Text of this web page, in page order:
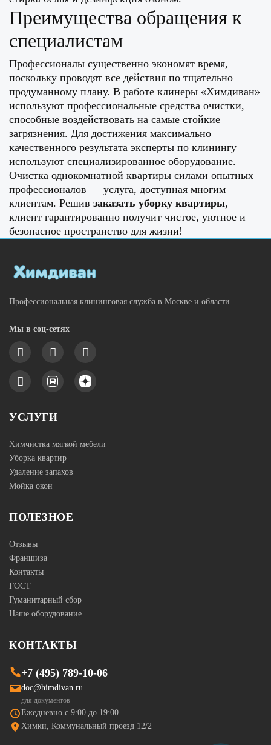
Преимущества обращения к
специалистам
Профессионалы существенно экономят время,
поскольку проводят все действия по тщательно
продуманному плану. В работе клинеры «Химдиван»
используют профессиональные средства очистки,
способные воздействовать на самые стойкие
загрязнения. Для достижения максимально
качественного результата эксперты по клинингу
используют специализированное оборудование.
Очистка однокомнатной квартиры силами опытных
профессионалов — услуга, доступная многим
клиентам. Решив заказать уборку квартиры,
клиент гарантированно получит чистое, уютное и
безопасное пространство для жизни!
Профессиональная клининговая служба в Москве и области
Мы в соц-сетях
УСЛУГИ
Химчистка мягкой мебели
Уборка квартир
Удаление запахов
Мойка окон
ПОЛЕЗНОЕ
Отзывы
Франшиза
Контакты
ГОСТ
Гуманитарный сбор
Наше оборудование
КОНТАКТЫ
+7 (495) 789-10-06
doc@himdivan.ru
для документов
Ежедневно с 9:00 до 19:00
Химки, Коммунальный проезд 12/2